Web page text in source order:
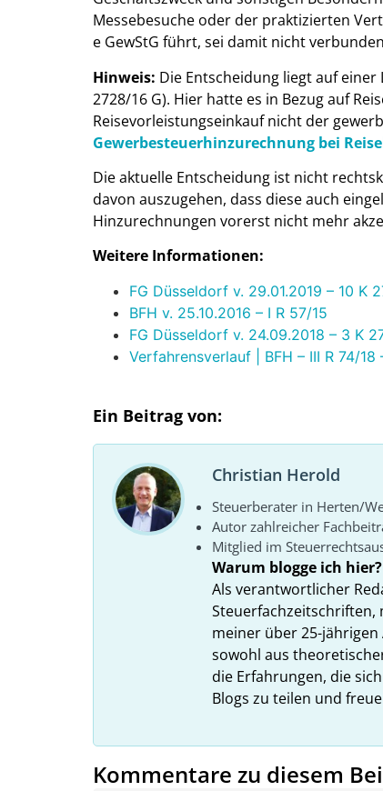
Messebesuche oder der praktizierten
e GewStG führt, sei damit nicht
Hinweis: Die Entscheidung liegt auf einer
2728/16 G). Hier hatte es in Bezug auf
Reisevorleistungseinkauf nicht der
Gewerbesteuerhinzurechnung bei
Die aktuelle Entscheidung ist nicht
davon auszugehen, dass diese auch
Hinzurechnungen vorerst nicht mehr
Weitere Informationen:
FG Düsseldorf v. 29.01.2019 – 10 K
BFH v. 25.10.2016 – I R 57/15
FG Düsseldorf v. 24.09.2018 – 3 K
Verfahrensverlauf | BFH – III R 74/
Ein Beitrag von:
Christian Herold
Steuerberater in Herten/
Autor zahlreicher
Mitglied im
Warum blogge ich hier?
Als verantwortlicher
Steuerfachzeitschriften,
meiner über 25-
sowohl aus
die Erfahrungen, die
Blogs zu teilen und
Kommentare zu diesem